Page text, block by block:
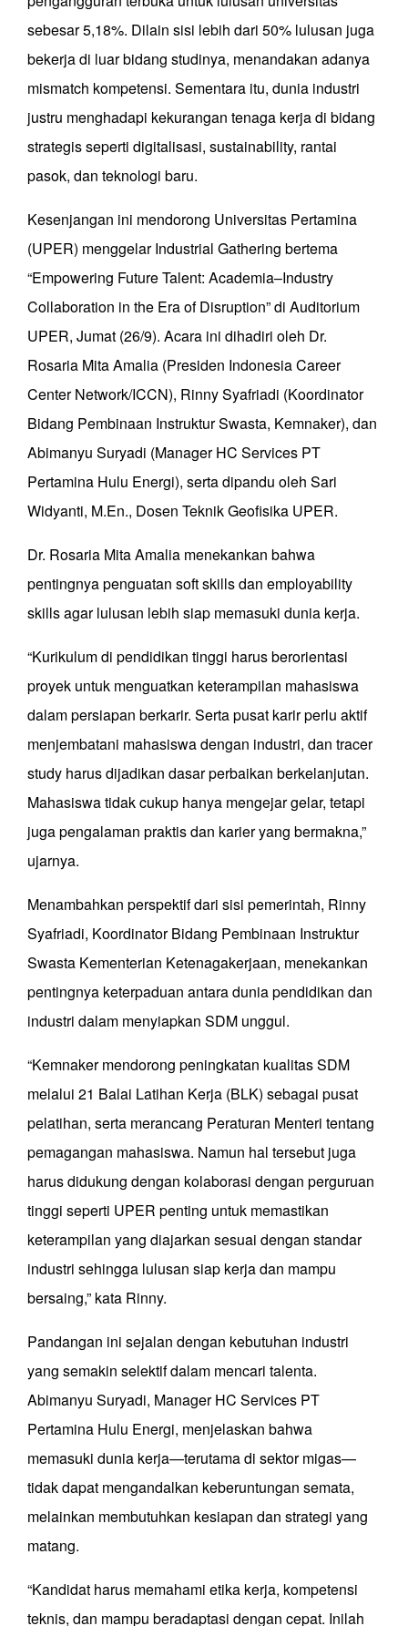
sebesar 5,18%. Dilain sisi lebih dari 50% lulusan juga
bekerja di luar bidang studinya, menandakan adanya
mismatch kompetensi. Sementara itu, dunia industri
justru menghadapi kekurangan tenaga kerja di bidang
strategis seperti digitalisasi, sustainability, rantai
pasok, dan teknologi baru.
Kesenjangan ini mendorong Universitas Pertamina
(UPER) menggelar Industrial Gathering bertema
“Empowering Future Talent: Academia–Industry
Collaboration in the Era of Disruption” di Auditorium
UPER, Jumat (26/9). Acara ini dihadiri oleh Dr.
Rosaria Mita Amalia (Presiden Indonesia Career
Center Network/ICCN), Rinny Syafriadi (Koordinator
Bidang Pembinaan Instruktur Swasta, Kemnaker), dan
Abimanyu Suryadi (Manager HC Services PT
Pertamina Hulu Energi), serta dipandu oleh Sari
Widyanti, M.En., Dosen Teknik Geofisika UPER.
Dr. Rosaria Mita Amalia menekankan bahwa
pentingnya penguatan soft skills dan employability
skills agar lulusan lebih siap memasuki dunia kerja.
“Kurikulum di pendidikan tinggi harus berorientasi
proyek untuk menguatkan keterampilan mahasiswa
dalam persiapan berkarir. Serta pusat karir perlu aktif
menjembatani mahasiswa dengan industri, dan tracer
study harus dijadikan dasar perbaikan berkelanjutan.
Mahasiswa tidak cukup hanya mengejar gelar, tetapi
juga pengalaman praktis dan karier yang bermakna,”
ujarnya.
Menambahkan perspektif dari sisi pemerintah, Rinny
Syafriadi, Koordinator Bidang Pembinaan Instruktur
Swasta Kementerian Ketenagakerjaan, menekankan
pentingnya keterpaduan antara dunia pendidikan dan
industri dalam menyiapkan SDM unggul.
“Kemnaker mendorong peningkatan kualitas SDM
melalui 21 Balai Latihan Kerja (BLK) sebagai pusat
pelatihan, serta merancang Peraturan Menteri tentang
pemagangan mahasiswa. Namun hal tersebut juga
harus didukung dengan kolaborasi dengan perguruan
tinggi seperti UPER penting untuk memastikan
keterampilan yang diajarkan sesuai dengan standar
industri sehingga lulusan siap kerja dan mampu
bersaing,” kata Rinny.
Pandangan ini sejalan dengan kebutuhan industri
yang semakin selektif dalam mencari talenta.
Abimanyu Suryadi, Manager HC Services PT
Pertamina Hulu Energi, menjelaskan bahwa
memasuki dunia kerja—terutama di sektor migas—
tidak dapat mengandalkan keberuntungan semata,
melainkan membutuhkan kesiapan dan strategi yang
matang.
“Kandidat harus memahami etika kerja, kompetensi
teknis, dan mampu beradaptasi dengan cepat. Inilah